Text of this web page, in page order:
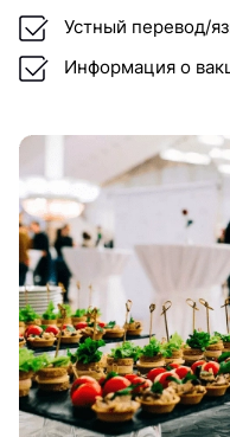
Устный перевод/
Информация о